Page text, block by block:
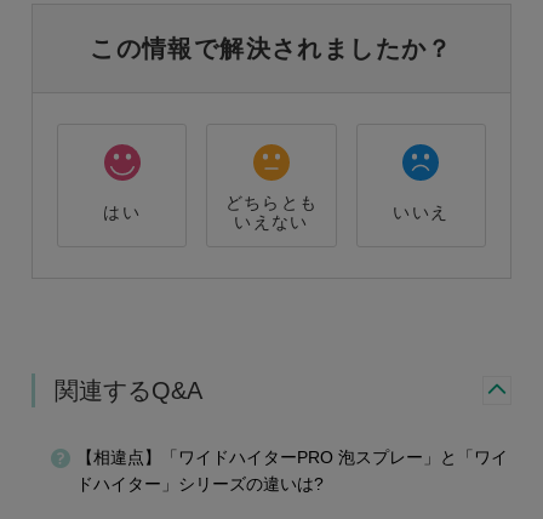
この情報で解決されましたか？
はい
どちらとも
いえない
いいえ
関連するQ&A
【相違点】「ワイドハイターPRO 泡スプレー」と「ワイ
ドハイター」シリーズの違いは?